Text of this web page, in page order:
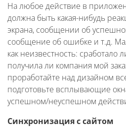
На любое действие в
должна быть какая-нибудь
экрана, сообщении об
сообщение об ошибке и т.д.
как неизвестность: сработало
получила ли компания мой
проработайте над дизайном
подготовьте всплывающие
успешном/неуспешном
Синхронизация с сайтом